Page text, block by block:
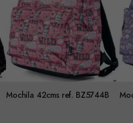
Mochila 42cms ref. BZ5744B
Encomendar